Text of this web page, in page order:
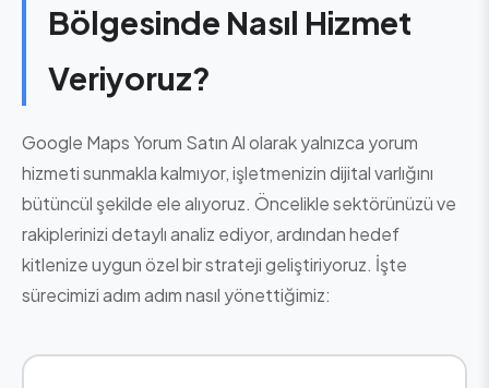
Bölgesinde Nasıl Hizmet
Veriyoruz?
Google Maps Yorum Satın Al olarak yalnızca yorum
hizmeti sunmakla kalmıyor, işletmenizin dijital varlığını
bütüncül şekilde ele alıyoruz. Öncelikle sektörünüzü ve
rakiplerinizi detaylı analiz ediyor, ardından hedef
kitlenize uygun özel bir strateji geliştiriyoruz. İşte
sürecimizi adım adım nasıl yönettiğimiz: